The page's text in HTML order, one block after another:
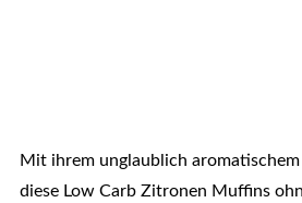
Mit ihrem unglaublich
diese Low Carb Zitronen Muffins